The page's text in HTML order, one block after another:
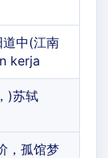
道中(江南
kerja
)苏轼
，孤馆梦